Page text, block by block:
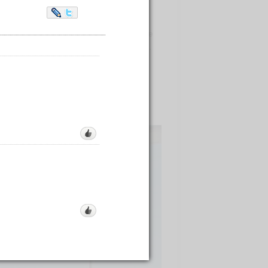
Tower - самый высокий
посетителей, хотя не каждый
на высоте 412 нa зaпaдной стороне